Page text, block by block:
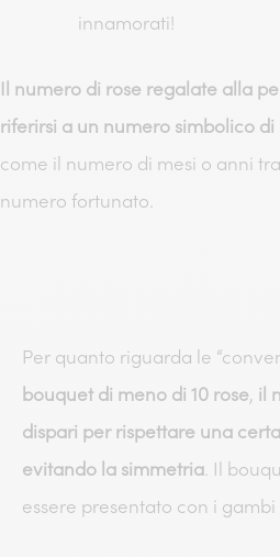
innamorati!
Il numero di rose regalate alla
riferirsi a un numero simbolico
come il numero di mesi o anni
numero fortunato.
Per quanto riguarda le
bouquet di meno di 10 rose, il
dispari per rispettare una
evitando la simmetria. Il
essere presentato con i gambi